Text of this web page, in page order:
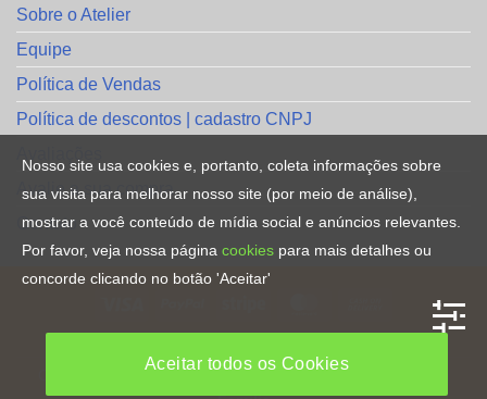
Sobre o Atelier
Equipe
Política de Vendas
Política de descontos | cadastro CNPJ
Avalie a sua compra
Contato
Copyright [2023] ©Direitos Reservados. By
Nosso site usa cookies e, portanto, coleta informações sobre
sua visita para melhorar nosso site (por meio de análise),
mostrar a você conteúdo de mídia social e anúncios relevantes.
Por favor, veja nossa página cookies para mais detalhes ou
concorde clicando no botão 'Aceitar'
Aceitar todos os Cookies